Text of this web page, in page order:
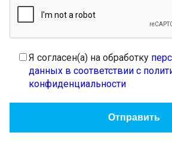
Я согласен(а) на обработку
данных в соответствии с
конфиденциальности